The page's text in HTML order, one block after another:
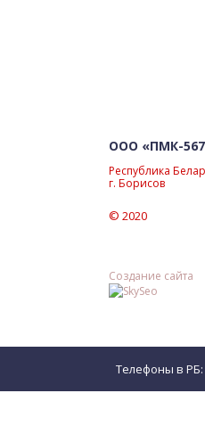
ООО «ПМК-
Республика
г. Борисов
© 2020
Создание сайта
Телефоны в РБ: